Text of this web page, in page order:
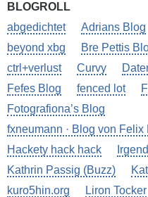
BLOGROLL
abgedichtet
Adrians Blog
beyond xbg
Bre Pettis
ctrl+verlust
Curvy
Fefes Blog
fenced lot
Fotografiona’s Blog
fxneumann · Blog von Felix
Hackety hack hack
Kathrin Passig (Buzz)
kuro5hin.org
Liron Tocker